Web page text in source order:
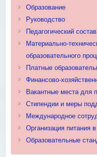
Образование
Руководство
Педагогический состав
Материально-
образовательного
Платные
Финансово-
Вакантные места для
Стипендии и меры
Международное
Организация питания
Образовательные